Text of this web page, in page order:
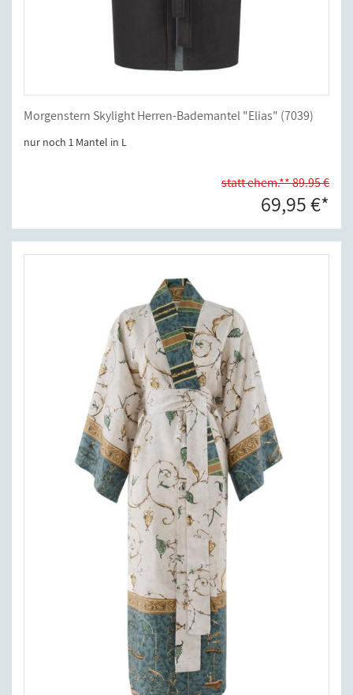
Morgenstern Skylight Herren-Bademantel "Elias" (7039)
nur noch 1 Mantel in L
statt ehem.** 89.95 €
69,95 €*